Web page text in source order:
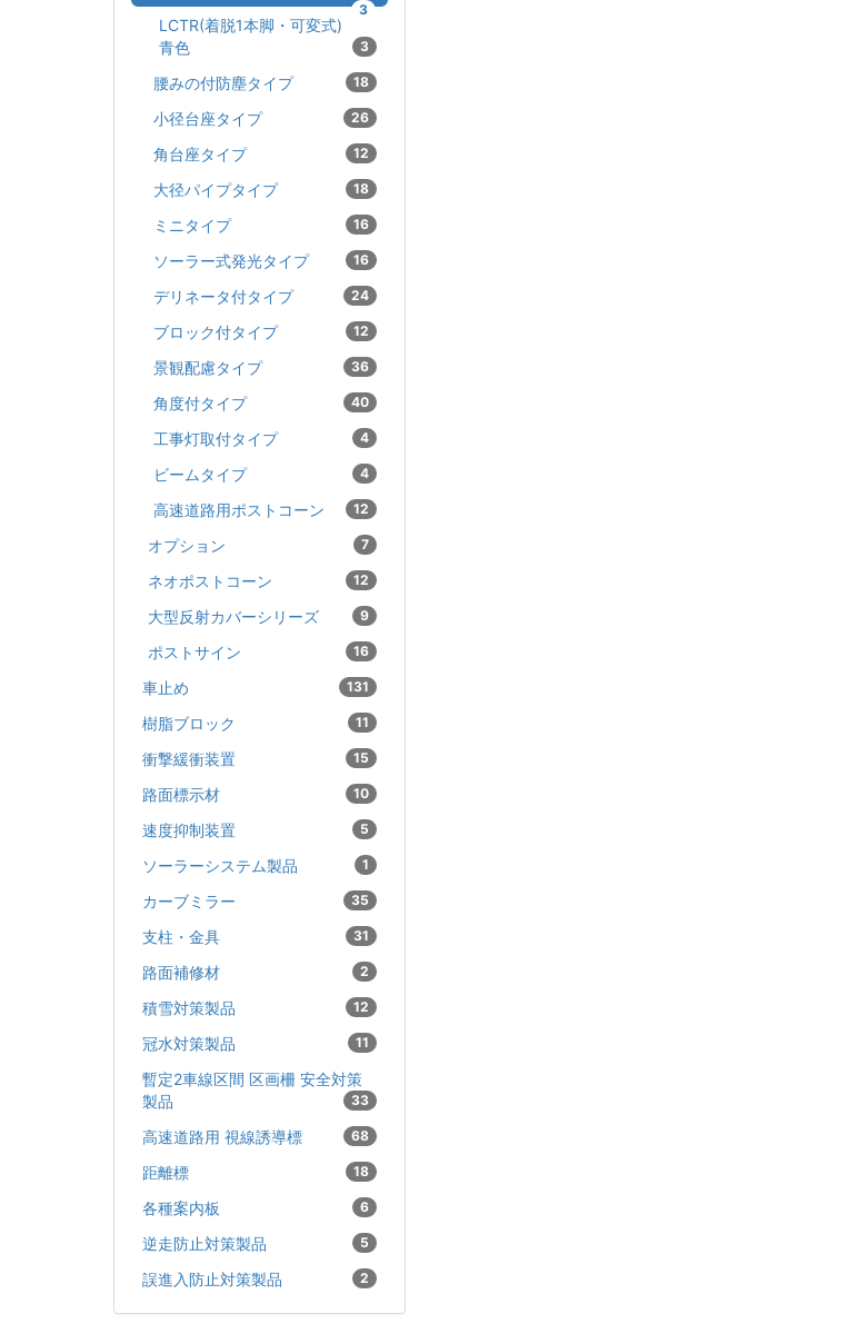
3
LCTR(着脱1本脚・可変式)
青色
3
腰みの付防塵タイプ 18
小径台座タイプ 26
角台座タイプ 12
大径パイプタイプ 18
ミニタイプ 16
ソーラー式発光タイプ 16
デリネータ付タイプ 24
ブロック付タイプ 12
景観配慮タイプ 36
角度付タイプ 40
工事灯取付タイプ 4
ビームタイプ 4
高速道路用ポストコーン 12
オプション 7
ネオポストコーン 12
大型反射カバーシリーズ 9
ポストサイン 16
車止め 131
樹脂ブロック 11
衝撃緩衝装置 15
路面標示材 10
速度抑制装置 5
ソーラーシステム製品 1
カーブミラー 35
支柱・金具 31
路面補修材 2
積雪対策製品 12
冠水対策製品 11
暫定2車線区間 区画柵 安全対策
製品
33
高速道路用 視線誘導標 68
距離標 18
各種案内板 6
逆走防止対策製品 5
誤進入防止対策製品 2